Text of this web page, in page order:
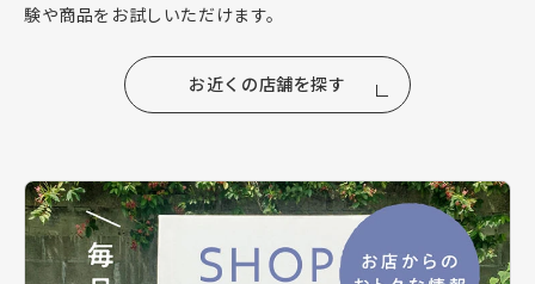
験や商品をお試しいただけます。
お近くの店舗を探す